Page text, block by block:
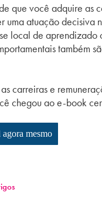
que você adquire as
uma atuação decisiva
local de aprendizado
também
carreiras e
chegou ao e-book
mesmo